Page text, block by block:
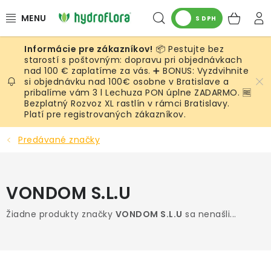
na
Hľadať
S DPH
RASTLINY
UMELÉ RASTLINY
KVETINÁČE
SUBSTRÁTY A PRÍSLUŠENSTVO
MACHY
📦 Pestujte bez
starostí s poštovným: dopravu pri objednávkach
nad 100 € zaplatíme za vás. ➕ BONUS: Vyzdvihnite
si objednávku nad 100€ osobne v Bratislave a
pribalíme vám 3 l Lechuza PON úplne ZADARMO. 🆓
Bezplatný Rozvoz XL rastlín v rámci Bratislavy.
Platí pre registrovaných zákazníkov.
Predávané značky
VONDOM S.L.U
Žiadne produkty značky VONDOM S.L.U sa nenašli...